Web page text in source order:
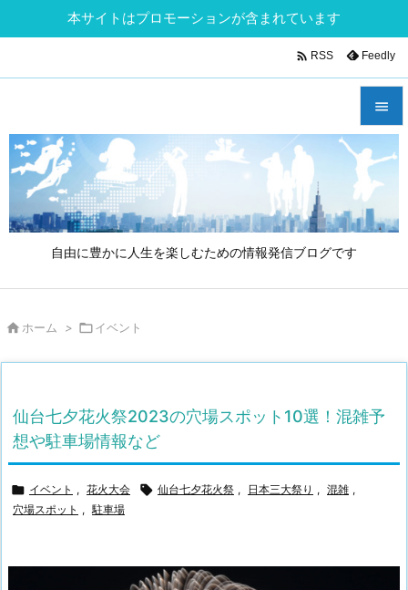
本サイトはプロモーションが含まれています
自由に豊かに人生を楽しむための情報発信ブログです


メニュ

サイド


 RSS Feedly
ホーム > イベント
仙台七夕花火祭2023の穴場スポット10選！混雑予
想や駐車場情報など
 イベント , 花火大会  仙台七夕花火祭 , 日本三大祭り , 混雑 ,
穴場スポット , 駐車場